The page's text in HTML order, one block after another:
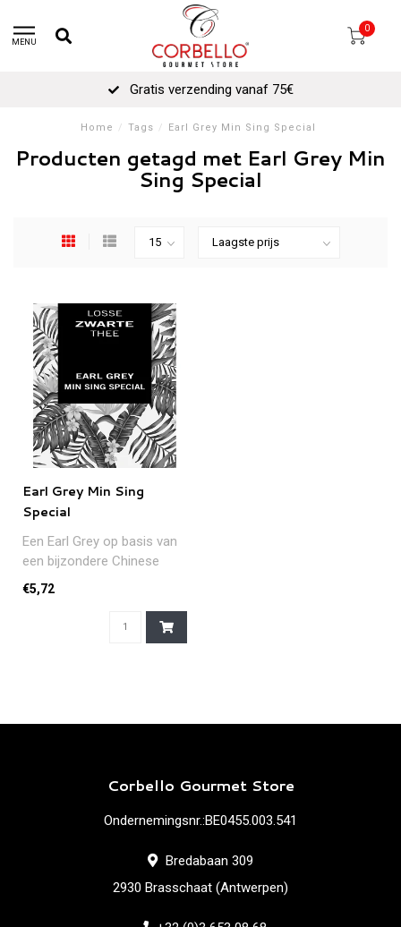
MENU
0
Gratis verzending vanaf 75€
Home / Tags / Earl Grey Min Sing Special
Producten getagd met Earl Grey Min
Sing Special
Earl Grey Min Sing
Special
Een Earl Grey op basis van
een bijzondere Chinese
thee en fijne olie uit de
berg..
€5,72
Corbello Gourmet Store
Ondernemingsnr.:BE0455.003.541
Bredabaan 309
2930 Brasschaat (Antwerpen)